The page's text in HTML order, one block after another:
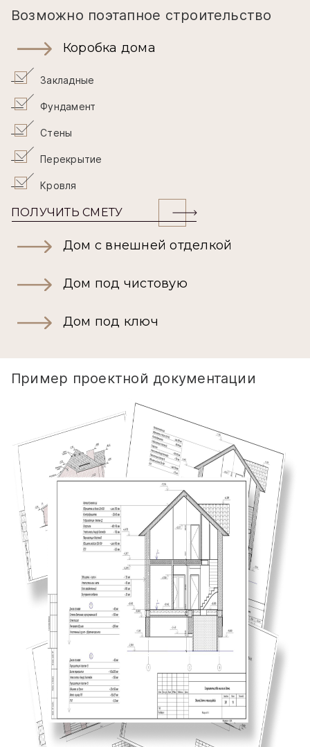
Возможно поэтапное строительство
Коробка дома
Закладные
Фундамент
Стены
Перекрытие
Кровля
ПОЛУЧИТЬ СМЕТУ
Дом с внешней отделкой
Дом под чистовую
Дом под ключ
Пример проектной документации